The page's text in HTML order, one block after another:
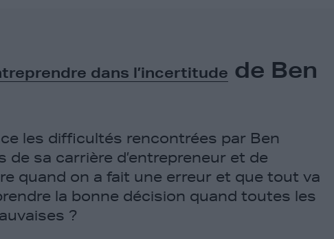
dans l’incertitude de Ben
les difficultés rencontrées par Ben
de sa carrière d’entrepreneur et de
quand on a fait une erreur et que tout va
la bonne décision quand toutes les
?